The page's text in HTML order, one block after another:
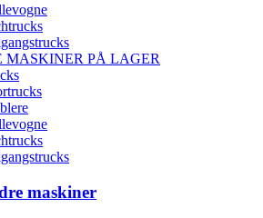
MASKINER PÅ LAGER
maskiner